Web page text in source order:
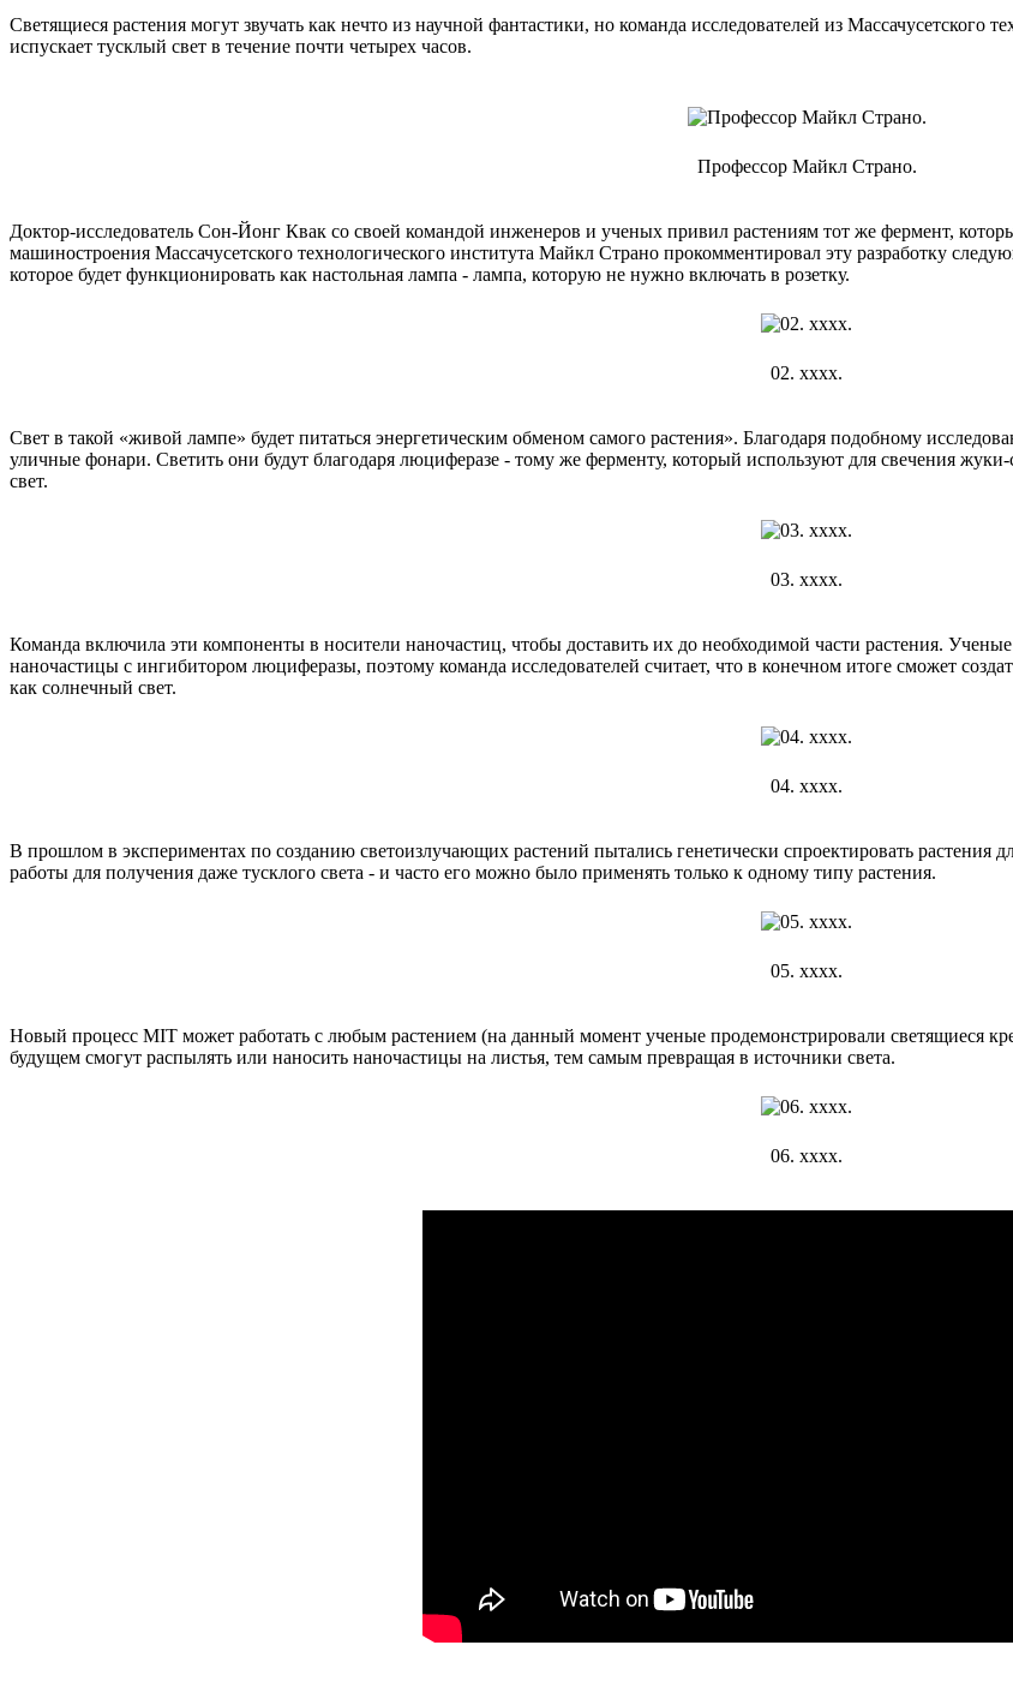
Светящиеся растения могут звучать как нечто из научной фантастики, но команда исследователей из Массачусетского
испускает тусклый свет в течение почти четырех часов.
Профессор Майкл Страно.
Доктор-исследователь Сон-Йонг Квак со своей командой инженеров и ученых привил растениям тот же фермент,
машиностроения Массачусетского технологического института Майкл Страно прокомментировал эту разработку
которое будет функционировать как настольная лампа - лампа, которую не нужно включать в розетку.
02. хххх.
Свет в такой «живой лампе» будет питаться энергетическим обменом самого растения». Благодаря подобному
уличные фонари. Светить они будут благодаря люциферазе - тому же ферменту, который используют для свечения
свет.
03. хххх.
Команда включила эти компоненты в носители наночастиц, чтобы доставить их до необходимой части растения.
наночастицы с ингибитором люциферазы, поэтому команда исследователей считает, что в конечном итоге сможет
как солнечный свет.
04. хххх.
В прошлом в экспериментах по созданию светоизлучающих растений пытались генетически спроектировать растения
работы для получения даже тусклого света - и часто его можно было применять только к одному типу растения.
05. хххх.
Новый процесс MIT может работать с любым растением (на данный момент ученые продемонстрировали светящиеся
будущем смогут распылять или наносить наночастицы на листья, тем самым превращая в источники света.
06. хххх.